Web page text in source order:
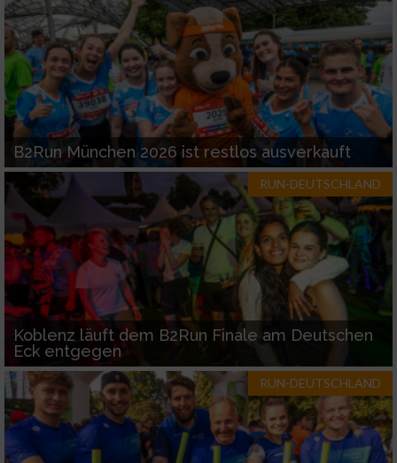
B2Run München 2026 ist restlos ausverkauft
RUN-DEUTSCHLAND
Koblenz läuft dem B2Run Finale am Deutschen
Eck entgegen
RUN-DEUTSCHLAND